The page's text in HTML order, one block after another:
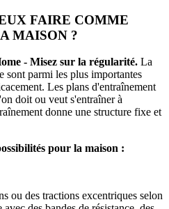
FAIRE COMME
MAISON ?
- Misez sur la régularité. La
sont parmi les plus importantes
Les plans d'entraînement
doit ou veut s'entraîner à
donne une structure fixe et
pour la maison :
ou des tractions excentriques selon